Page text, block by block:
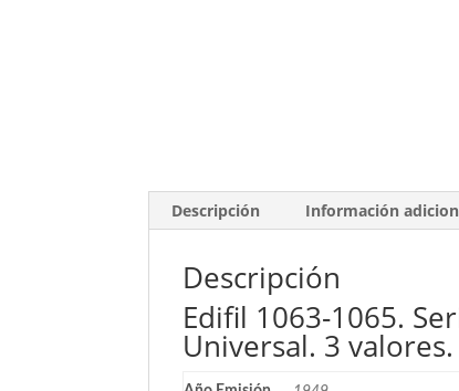
Descripción Información
Descripción
Edifil 1063-1065.
Universal. 3